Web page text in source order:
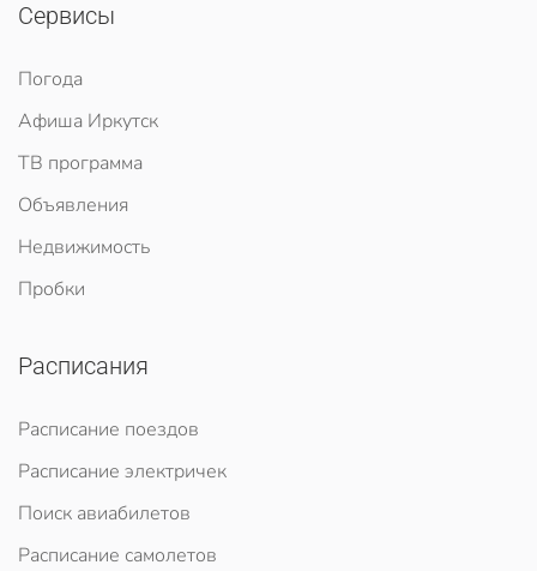
Сервисы
Погода
Афиша Иркутск
ТВ программа
Объявления
Недвижимость
Пробки
Расписания
Расписание поездов
Расписание электричек
Поиск авиабилетов
Расписание самолетов